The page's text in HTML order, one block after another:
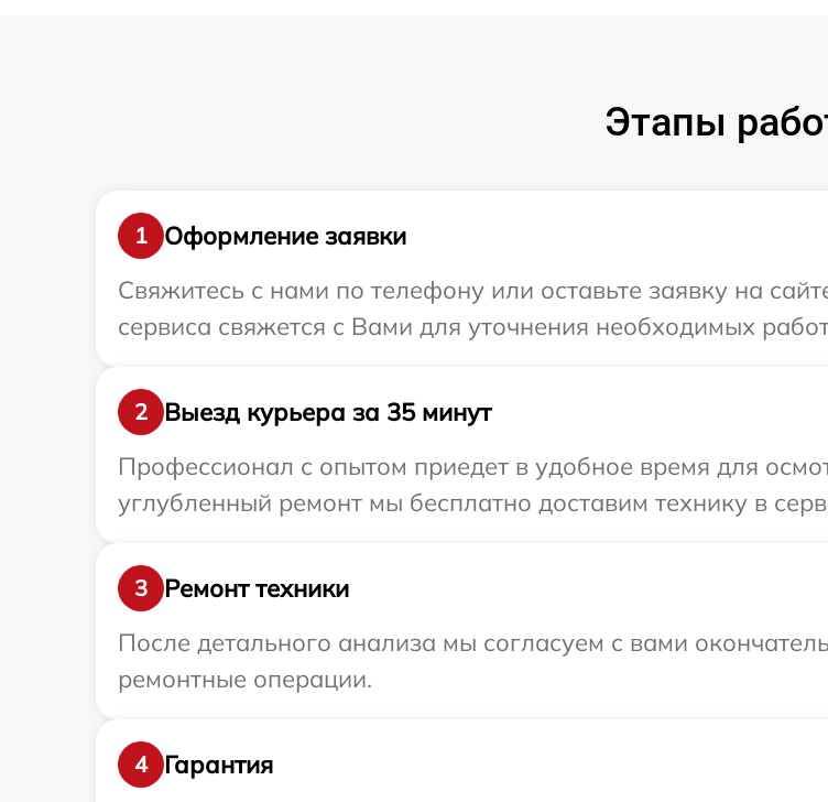
Этапы
1
Оформление заявки
Свяжитесь с нами по телефону или оставьте заявку на
сервиса свяжется с Вами для уточнения необходимых
2
Выезд курьера за 35 минут
Профессионал с опытом приедет в удобное время для
углубленный ремонт мы бесплатно доставим технику в
3
Ремонт техники
После детального анализа мы согласуем с вами
ремонтные операции.
4
Гарантия